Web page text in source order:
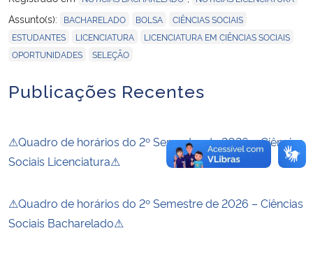
Assunto(s): BACHARELADO BOLSA CIÊNCIAS SOCIAIS
ESTUDANTES LICENCIATURA LICENCIATURA EM CIÊNCIAS SOCIAIS
OPORTUNIDADES SELEÇÃO
Publicações Recentes
⚠Quadro de horários do 2º Semestre de 2026 – Ciências
Sociais Licenciatura⚠
⚠Quadro de horários do 2º Semestre de 2026 – Ciências
Sociais Bacharelado⚠